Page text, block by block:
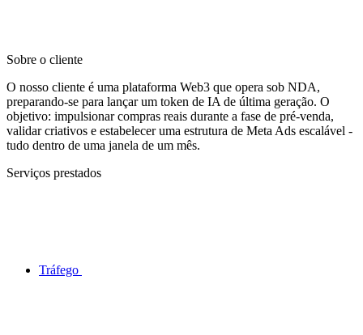
Sobre o cliente
O nosso cliente é uma plataforma Web3 que opera sob NDA,
preparando-se para lançar um token de IA de última geração. O
objetivo: impulsionar compras reais durante a fase de pré-venda,
validar criativos e estabelecer uma estrutura de Meta Ads escalável -
tudo dentro de uma janela de um mês.
Serviços prestados
Tráfego